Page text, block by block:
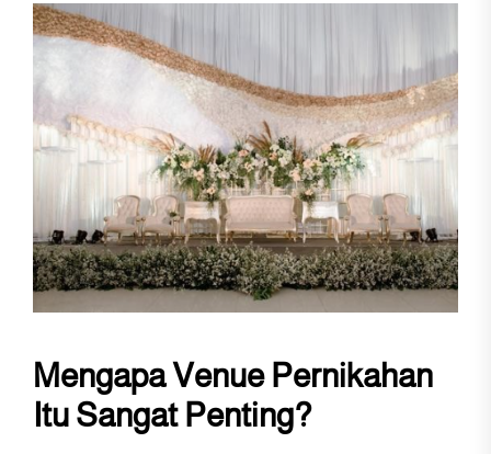
Mengapa Venue Pernikahan
Itu Sangat Penting?